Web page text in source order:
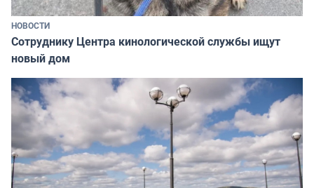
НОВОСТИ
Сотруднику Центра кинологической службы ищут
новый дом